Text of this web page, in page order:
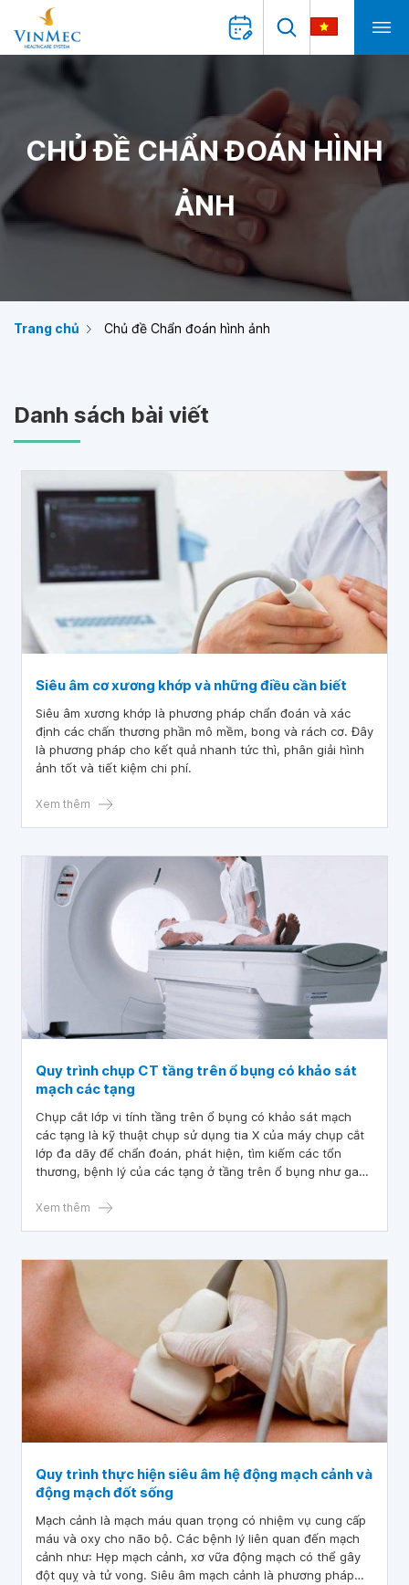
CHỦ ĐỀ CHẨN ĐOÁN HÌNH
ẢNH
Trang chủ Chủ đề Chẩn đoán hình ảnh
Danh sách bài viết
Siêu âm cơ xương khớp và những điều cần biết
Siêu âm xương khớp là phương pháp chẩn đoán và xác
định các chấn thương phần mô mềm, bong và rách cơ. Đây
là phương pháp cho kết quả nhanh tức thì, phân giải hình
ảnh tốt và tiết kiệm chi phí.
Xem thêm
Quy trình chụp CT tầng trên ổ bụng có khảo sát
mạch các tạng
Chụp cắt lớp vi tính tầng trên ổ bụng có khảo sát mạch
các tạng là kỹ thuật chụp sử dụng tia X của máy chụp cắt
lớp đa dãy để chẩn đoán, phát hiện, tìm kiếm các tổn
thương, bệnh lý của các tạng ở tầng trên ổ bụng như gan,
mạch các tạng này.
Xem thêm
Quy trình thực hiện siêu âm hệ động mạch cảnh và
động mạch đốt sống
Mạch cảnh là mạch máu quan trọng có nhiệm vụ cung cấp
máu và oxy cho não bộ. Các bệnh lý liên quan đến mạch
cảnh như: Hẹp mạch cảnh, xơ vữa động mạch có thể gây
đột quỵ và tử vong. Siêu âm mạch cảnh là phương pháp